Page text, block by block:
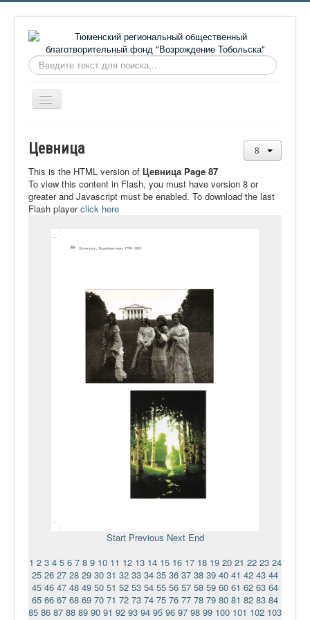
Искать...
Включить/
выключить
О фонде
Онлайн библиотека
Видеоматериалы
Контакты
Сайт проекта Достоевский
Цевница
This is the HTML version of Цевница Page 87
To view this content in Flash, you must have version 8 or
greater and Javascript must be enabled. To download the last
Flash playerclick here
Start Previous Next End
1 2 3 4 5 6 7 8 9 10 11 12 13 14 15 16 17 18 19 20 21 22 23 24
25 26 27 28 29 30 31 32 33 34 35 36 37 38 39 40 41 42 43 44
45 46 47 48 49 50 51 52 53 54 55 56 57 58 59 60 61 62 63 64
65 66 67 68 69 70 71 72 73 74 75 76 77 78 79 80 81 82 83 84
85 86 87 88 89 90 91 92 93 94 95 96 97 98 99 100 101 102 103